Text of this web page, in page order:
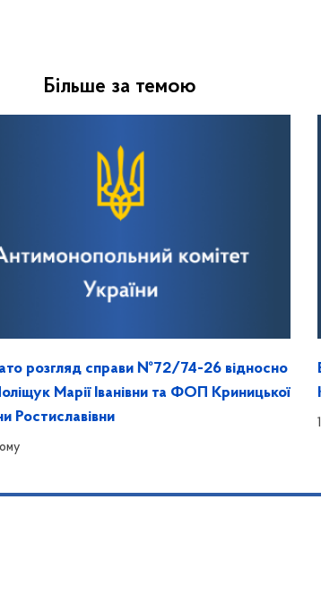
Більше за темою
розгляд справи №72/74-26 відносно
Марії Іванівни та ФОП Криницької
Світлани Ростиславівни